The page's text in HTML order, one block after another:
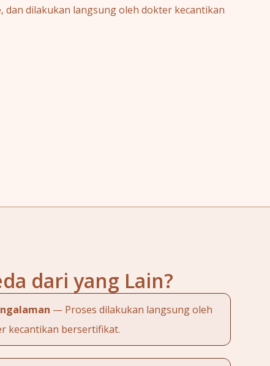
dan dilakukan langsung oleh dokter kecantikan
dari yang Lain?
— Proses dilakukan langsung oleh
kecantikan bersertifikat.